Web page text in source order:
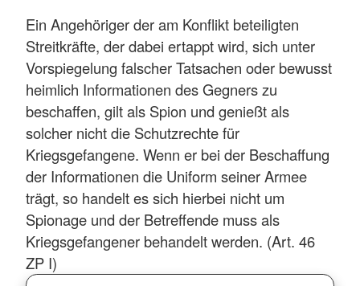
Ein Angehöriger der am Konflikt beteiligten
Streitkräfte, der dabei ertappt wird, sich unter
Vorspiegelung falscher Tatsachen oder bewusst
heimlich Informationen des Gegners zu
beschaffen, gilt als Spion und genießt als
solcher nicht die Schutzrechte für
Kriegsgefangene. Wenn er bei der Beschaffung
der Informationen die Uniform seiner Armee
trägt, so handelt es sich hierbei nicht um
Spionage und der Betreffende muss als
Kriegsgefangener behandelt werden. (Art. 46
ZP I)